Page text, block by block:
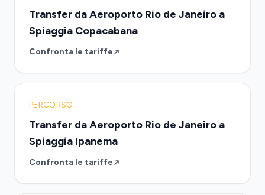
Transfer da Aeroporto Rio de Janeiro a
Spiaggia Copacabana
Confronta le tariffe
PERCORSO
Transfer da Aeroporto Rio de Janeiro a
Spiaggia Ipanema
Confronta le tariffe